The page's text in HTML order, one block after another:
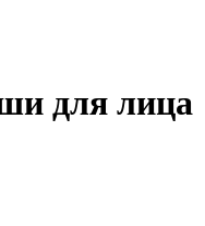
для лица